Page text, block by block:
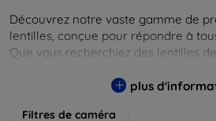
Découvrez notre vaste gamme de
lentilles, conçue pour répondre à
Que vous recherchiez des lentilles
notre sélection soigneusement
plus
Filtres de caméra